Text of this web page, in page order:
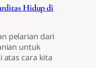
Hidup di
pelarian dari
untuk
atas cara kita